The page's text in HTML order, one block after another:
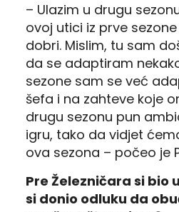
– Ulazim u drugu
ovoj utici iz prve
dobri. Mislim, tu sam
da se adaptiram
sezone sam se već
šefa i na zahteve koje
drugu sezonu pun
igru, tako da vidjet
ova sezona – počeo je
Pre Železničara si bio
si donio odluku da